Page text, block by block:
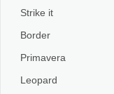
Strike it
Border
Primavera
Leopard